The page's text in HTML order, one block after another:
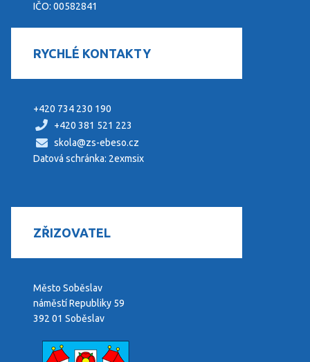
IČO: 00582841
RYCHLÉ KONTAKTY
+420 734 230 190
+420 381 521 223
skola@zs-ebeso.cz
Datová schránka: 2exmsix
ZŘIZOVATEL
Město Soběslav
náměstí Republiky 59
392 01 Soběslav